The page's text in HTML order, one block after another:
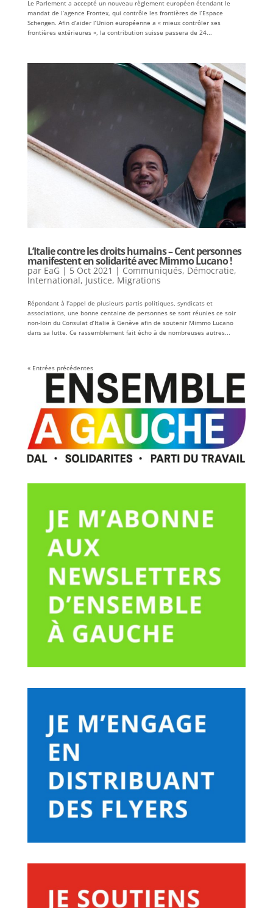
Le Parlement a accepté un nouveau règlement européen étendant le
mandat de l’agence Frontex, qui contrôle les frontières de l’Espace
Schengen. Afin d’aider l’Union européenne a « mieux contrôler ses
frontières extérieures », la contribution suisse passera de 24...
L’Italie contre les droits humains – Cent personnes
manifestent en solidarité avec Mimmo Lucano !
par EaG | 5 Oct 2021 | Communiqués, Démocratie,
International, Justice, Migrations
Répondant à l’appel de plusieurs partis politiques, syndicats et
associations, une bonne centaine de personnes se sont réunies ce soir
non-loin du Consulat d’Italie à Genève afin de soutenir Mimmo Lucano
dans sa lutte. Ce rassemblement fait écho à de nombreuses autres...
« Entrées précédentes